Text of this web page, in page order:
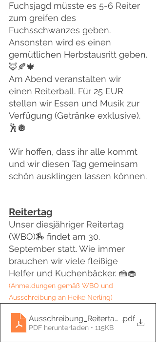
Fuchsjagd müsste es 5-6 Reiter
zum greifen des
Fuchsschwanzes geben.
Ansonsten wird es einen
gemütlichen Herbstausritt geben.
🦊🍂🍁
Am Abend veranstalten wir
einen Reiterball. Für 25 EUR
stellen wir Essen und Musik zur
Verfügung (Getränke exklusive).
🕺🪩
Wir hoffen, dass ihr alle kommt
und wir diesen Tag gemeinsam
schön ausklingen lassen können.
Reitertag
Unser diesjähriger Reitertag
(WBO)🏇 findet am 30.
September statt. Wie immer
brauchen wir viele fleißige
Helfer und Kuchenbäcker. 🍰🧁
(Anmeldungen gemäß WBO und
Ausschreibung an Heike Nerling)
Ausschreibung_Reitertag_2023
.pdf
PDF herunterladen • 115KB